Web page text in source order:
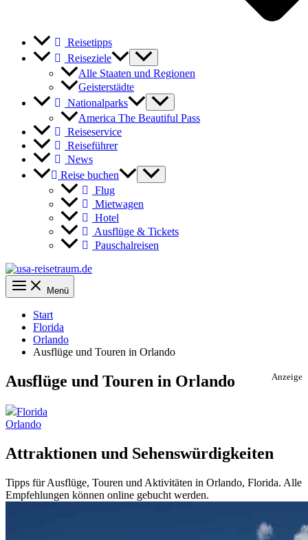
Reisetipps
Reiseziele
Alle Staaten und Regionen
Geisterstädte
Nationalparks
America The Beautiful Pass
Reiseservice
Reiseführer
News
Reise buchen
Flug
Mietwagen
Hotel
Ausflüge & Tickets
Pauschalreisen
Menü
Start
Florida
Orlando
Ausflüge und Touren in Orlando
Anzeige
Ausflüge und Touren in Orlando
Florida
Orlando
Attraktionen und Sehenswürdigkeiten
Tipps für Ausflüge, Touren und Aktivitäten in Orlando, Florida. Alle
Empfehlungen können online gebucht werden.